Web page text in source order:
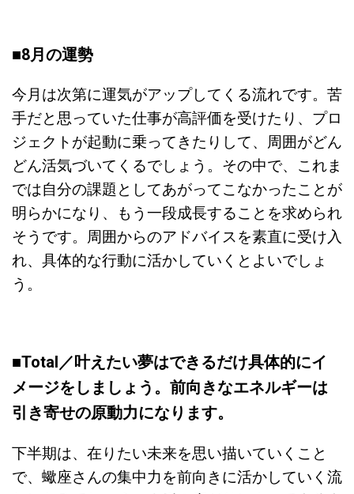
■8月の運勢
今月は次第に運気がアップしてくる流れです。苦
手だと思っていた仕事が高評価を受けたり、プロ
ジェクトが起動に乗ってきたりして、周囲がどん
どん活気づいてくるでしょう。その中で、これま
では自分の課題としてあがってこなかったことが
明らかになり、もう一段成長することを求められ
そうです。周囲からのアドバイスを素直に受け入
れ、具体的な行動に活かしていくとよいでしょ
う。
■Total／叶えたい夢はできるだけ具体的にイ
メージをしましょう。前向きなエネルギーは
引き寄せの原動力になります。
下半期は、在りたい未来を思い描いていくこと
で、蠍座さんの集中力を前向きに活かしていく流